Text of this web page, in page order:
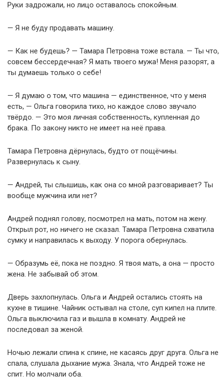
Руки задрожали, но лицо оставалось спокойным.
— Я не буду продавать машину.
— Как не будешь? — Тамара Петровна тоже встала. — Ты что,
совсем бессердечная? Я мать твоего мужа! Меня разорят, а
ты думаешь только о себе!
— Я думаю о том, что машина — единственное, что у меня
есть, — Ольга говорила тихо, но каждое слово звучало
твёрдо. — Это моя личная собственность, купленная до
брака. По закону никто не имеет на неё права.
Тамара Петровна дёрнулась, будто от пощёчины.
Развернулась к сыну.
— Андрей, ты слышишь, как она со мной разговаривает? Ты
вообще мужчина или нет?
Андрей поднял голову, посмотрел на мать, потом на жену.
Открыл рот, но ничего не сказал. Тамара Петровна схватила
сумку и направилась к выходу. У порога обернулась.
— Образумь её, пока не поздно. Я твоя мать, а она — просто
жена. Не забывай об этом.
Дверь захлопнулась. Ольга и Андрей остались стоять на
кухне в тишине. Чайник остывал на столе, суп кипел на плите.
Ольга выключила газ и вышла в комнату. Андрей не
последовал за женой.
Ночью лежали спина к спине, не касаясь друг друга. Ольга не
спала, слушала дыхание мужа. Знала, что Андрей тоже не
спит. Но молчали оба.